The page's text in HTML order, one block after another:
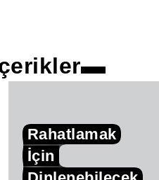
Rahatlamak
İçin